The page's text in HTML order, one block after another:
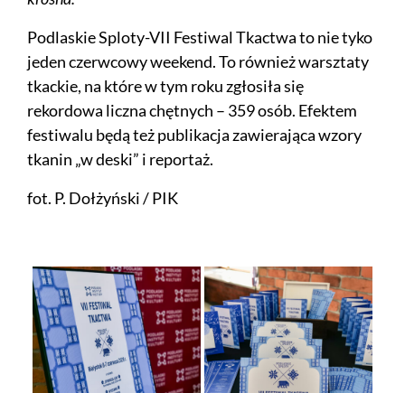
Podlaskie Sploty-VII Festiwal Tkactwa to nie tyko
jeden czerwcowy weekend. To również warsztaty
tkackie, na które w tym roku zgłosiła się
rekordowa liczna chętnych – 359 osób. Efektem
festiwalu będą też publikacja zawierająca wzory
tkanin „w deski” i reportaż.
fot. P. Dołżyński / PIK